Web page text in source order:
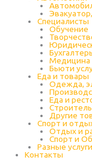
Специалисты
Обучение
Медицина
Бьюти
Еда и товары
Одежда,
Еда и
Другие
Спорт и
Отдых и
Спорт и
Разные услуги
Контакты